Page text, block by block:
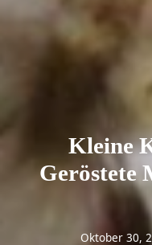
Kleine
Geröstete
Oktober 30,